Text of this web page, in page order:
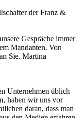
der Franz &
Gespräche immer
Mandanten. Von
Sie. Martina
Unternehmen üblich
haben wir uns vor
daran, dass man